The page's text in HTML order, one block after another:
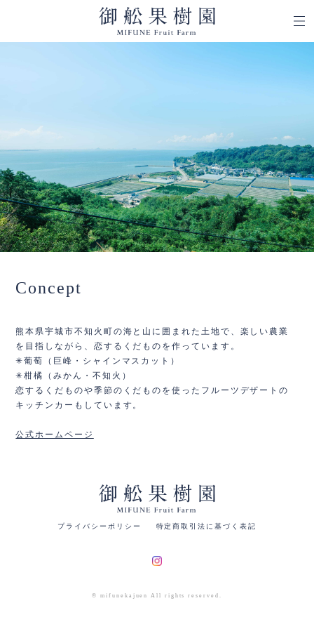
Concept
熊本県宇城市不知火町の海と山に囲まれた土地で、楽しい農業
を目指しながら、恋するくだものを作っています。
✳︎葡萄（巨峰・シャインマスカット）
✳︎柑橘（みかん・不知火）
恋するくだものや季節のくだものを使ったフルーツデザートの
キッチンカーもしています。
公式ホームページ
プライバシーポリシー 特定商取引法に基づく表記
© mifunekajuen All rights reserved.